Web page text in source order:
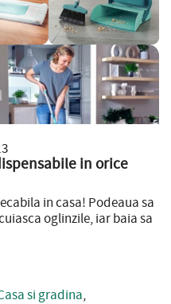
in orice
in casa! Podeaua sa
oglinzile, iar baia sa
si gradina,